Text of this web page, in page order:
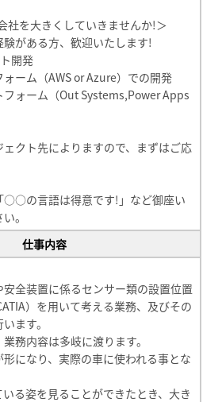
社を大きくしていきませんか!＞
がある方、歓迎いたします!
開発
ォーム（AWS or Azure）での開発
フォーム（Out Systems,Power Apps
クト先によりますので、まずはご応
○○の言語は得意です!」など御座い
。
仕事内容
全装置に係るセンサー類の設置位置
）を用いて考える業務、及びその
ます。
務内容は多岐に渡ります。
になり、実際の車に使われる事とな
る姿を見ることができたとき、大き